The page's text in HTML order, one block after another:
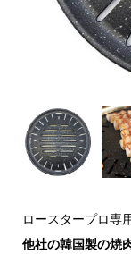
ロースタープロ専
他社の韓国製の焼